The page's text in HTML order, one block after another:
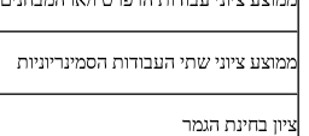
ממוצע ציוני שתי העבודות הסמינריוניות
ציון בחינת הגמר